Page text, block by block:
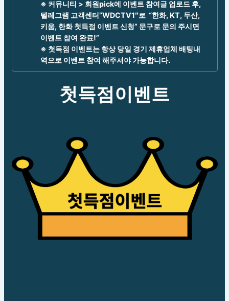
※ 커뮤니티 > 회원pick에 이벤트 참여글 업로드 후,
텔레그램 고객센터”WDCTV1″로 “한화, KT, 두산,
키움, 한화 첫득점 이벤트 신청” 문구로 문의 주시면
이벤트 참여 완료!”
※ 첫득점 이벤트는 항상 당일 경기 제휴업체 배팅내
역으로 이벤트 참여 해주셔야 가능합니다.
첫득점이벤트